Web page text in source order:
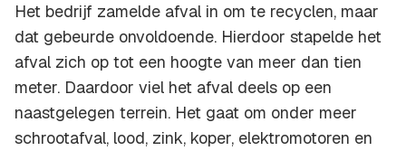
Het bedrijf zamelde afval in om te recyclen, maar
dat gebeurde onvoldoende. Hierdoor stapelde het
afval zich op tot een hoogte van meer dan tien
meter. Daardoor viel het afval deels op een
naastgelegen terrein. Het gaat om onder meer
schrootafval, lood, zink, koper, elektromotoren en